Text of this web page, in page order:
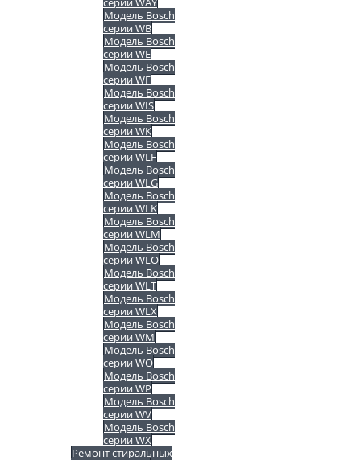
Модель Bosch
серии WB
Модель Bosch
серии WE
Модель Bosch
серии WF
Модель Bosch
серии WIS
Модель Bosch
серии WK
Модель Bosch
серии WLF
Модель Bosch
серии WLG
Модель Bosch
серии WLK
Модель Bosch
серии WLM
Модель Bosch
серии WLO
Модель Bosch
серии WLT
Модель Bosch
серии WLX
Модель Bosch
серии WM
Модель Bosch
серии WO
Модель Bosch
серии WP
Модель Bosch
серии WV
Модель Bosch
серии WX
Ремонт стиральных